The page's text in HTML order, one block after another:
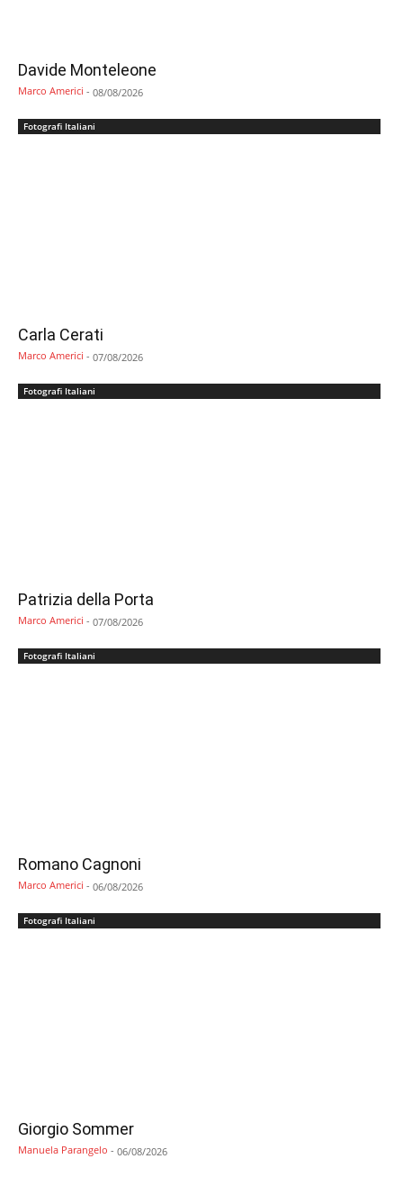
Davide Monteleone
Marco Americi - 08/08/2026
Fotografi Italiani
Carla Cerati
Marco Americi - 07/08/2026
Fotografi Italiani
Patrizia della Porta
Marco Americi - 07/08/2026
Fotografi Italiani
Romano Cagnoni
Marco Americi - 06/08/2026
Fotografi Italiani
Giorgio Sommer
Manuela Parangelo - 06/08/2026